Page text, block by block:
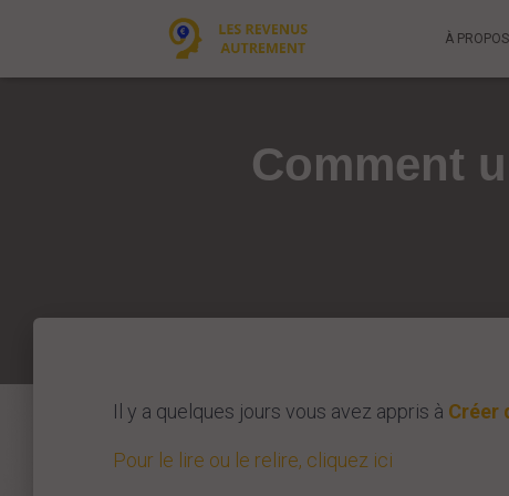
À PROPOS
Comment
Il y a quelques jours vous avez appris à Créer
Pour le lire ou le relire, cliquez ici